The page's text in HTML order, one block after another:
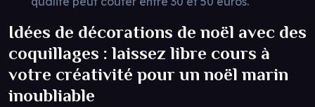
Idées de décorations de noël avec des
coquillages : laissez libre cours à
votre créativité pour un noël marin
inoubliable